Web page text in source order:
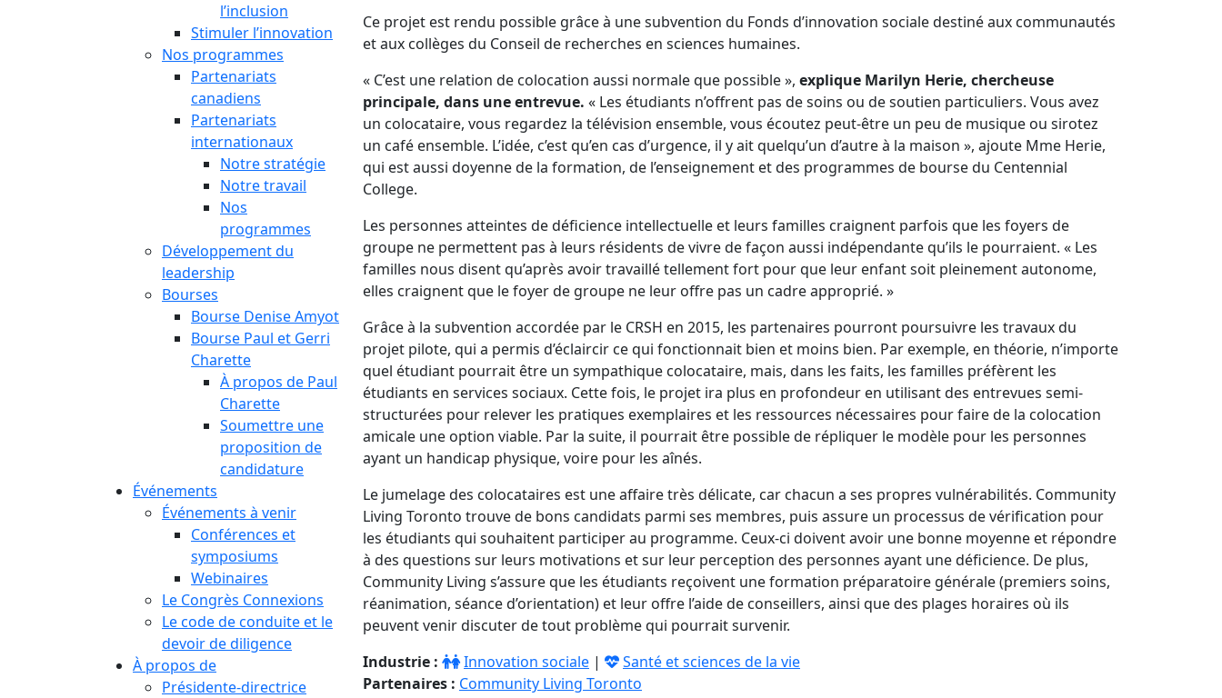
l’inclusion
Stimuler l’innovation
Nos programmes
Partenariats
canadiens
Partenariats
internationaux
Notre stratégie
Notre travail
Nos
programmes
Développement du
leadership
Bourses
Bourse Denise Amyot
Bourse Paul et Gerri
Charette
À propos de Paul
Charette
Soumettre une
proposition de
candidature
Événements
Événements à venir
Conférences et
symposiums
Webinaires
Le Congrès Connexions
Le code de conduite et le
devoir de diligence
À propos de
Présidente-directrice
Ce projet est rendu possible grâce à une subvention du Fonds d’innovation sociale destiné aux communautés
et aux collèges du Conseil de recherches en sciences humaines.
« C’est une relation de colocation aussi normale que possible », explique Marilyn Herie, chercheuse
principale, dans une entrevue. « Les étudiants n’offrent pas de soins ou de soutien particuliers. Vous avez
un colocataire, vous regardez la télévision ensemble, vous écoutez peut-être un peu de musique ou sirotez
un café ensemble. L’idée, c’est qu’en cas d’urgence, il y ait quelqu’un d’autre à la maison », ajoute Mme Herie,
qui est aussi doyenne de la formation, de l’enseignement et des programmes de bourse du Centennial
College.
Les personnes atteintes de déficience intellectuelle et leurs familles craignent parfois que les foyers de
groupe ne permettent pas à leurs résidents de vivre de façon aussi indépendante qu’ils le pourraient. « Les
familles nous disent qu’après avoir travaillé tellement fort pour que leur enfant soit pleinement autonome,
elles craignent que le foyer de groupe ne leur offre pas un cadre approprié. »
Grâce à la subvention accordée par le CRSH en 2015, les partenaires pourront poursuivre les travaux du
projet pilote, qui a permis d’éclaircir ce qui fonctionnait bien et moins bien. Par exemple, en théorie, n’importe
quel étudiant pourrait être un sympathique colocataire, mais, dans les faits, les familles préfèrent les
étudiants en services sociaux. Cette fois, le projet ira plus en profondeur en utilisant des entrevues semi-
structurées pour relever les pratiques exemplaires et les ressources nécessaires pour faire de la colocation
amicale une option viable. Par la suite, il pourrait être possible de répliquer le modèle pour les personnes
ayant un handicap physique, voire pour les aînés.
Le jumelage des colocataires est une affaire très délicate, car chacun a ses propres vulnérabilités. Community
Living Toronto trouve de bons candidats parmi ses membres, puis assure un processus de vérification pour
les étudiants qui souhaitent participer au programme. Ceux-ci doivent avoir une bonne moyenne et répondre
à des questions sur leurs motivations et sur leur perception des personnes ayant une déficience. De plus,
Community Living s’assure que les étudiants reçoivent une formation préparatoire générale (premiers soins,
réanimation, séance d’orientation) et leur offre l’aide de conseillers, ainsi que des plages horaires où ils
peuvent venir discuter de tout problème qui pourrait survenir.
Industrie :
Innovation sociale |
Santé et sciences de la vie
Partenaires : Community Living Toronto